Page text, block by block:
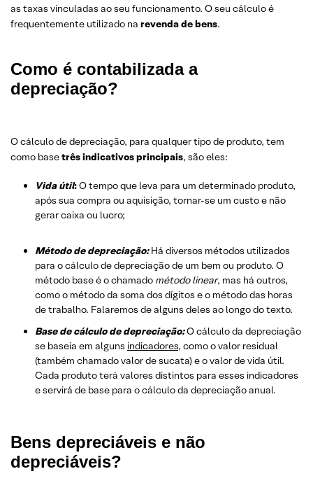
as taxas vinculadas ao seu funcionamento. O seu cálculo é
frequentemente utilizado na revenda de bens.
Como é contabilizada a
depreciação?
O cálculo de depreciação, para qualquer tipo de produto, tem
como basetrês indicativos principais, são eles:
Vida útil:O tempo que leva para um determinado produto,
após sua compra ou aquisição, tornar-se um custo e não
gerar caixa ou lucro;
Método de depreciação: Há diversos métodos utilizados
para o cálculo de depreciação de um bem ou produto. O
método base é o chamado método linear, mas há outros,
como o método da soma dos dígitos e o método das horas
de trabalho. Falaremos de alguns deles ao longo do texto.
Base de cálculo de depreciação:O cálculo da depreciação
se baseia em alguns indicadores, como o valor residual
(também chamado valor de sucata) e o valor de vida útil.
Cada produto terá valores distintos para esses indicadores
e servirá de base para o cálculo da depreciação anual.
Bens depreciáveis e não
depreciáveis?